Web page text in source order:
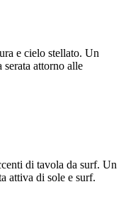
e cielo stellato. Un
attorno alle
di tavola da surf. Un
attiva di sole e surf.